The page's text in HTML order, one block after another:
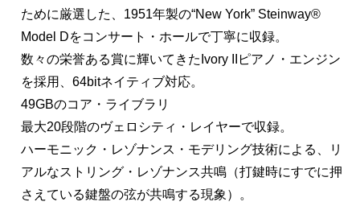
ために厳選した、1951年製の“New York” Steinway®
Model Dをコンサート・ホールで丁寧に収録。
数々の栄誉ある賞に輝いてきたIvory IIピアノ・エンジン
を採用、64bitネイティブ対応。
49GBのコア・ライブラリ
最大20段階のヴェロシティ・レイヤーで収録。
ハーモニック・レゾナンス・モデリング技術による、リ
アルなストリング・レゾナンス共鳴（打鍵時にすでに押
さえている鍵盤の弦が共鳴する現象）。